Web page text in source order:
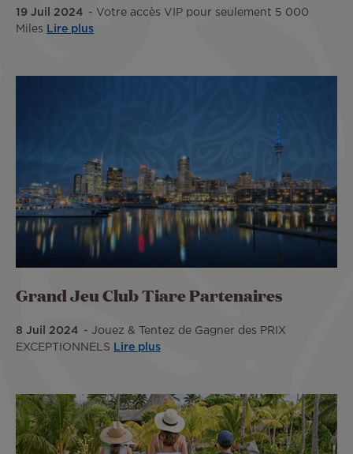
19 Juil 2024
Votre accès VIP pour seulement 5 000
Miles
Lire plus
Grand Jeu Club Tiare Partenaires
8 Juil 2024
Jouez & Tentez de Gagner des PRIX
EXCEPTIONNELS
Lire plus